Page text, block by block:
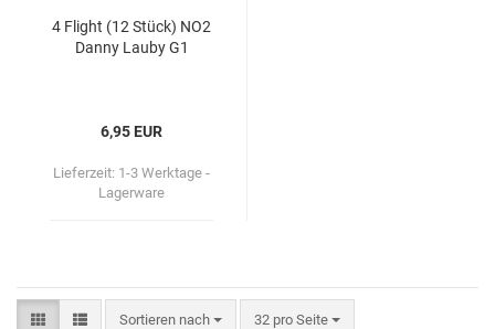
4 Flight (12 Stück) NO2
Danny Lauby G1
6,95 EUR
Lieferzeit: 1-3 Werktage -
Lagerware
Sortieren nach 32 pro Seite